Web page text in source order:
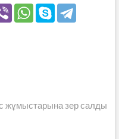
жұмыстарына зер салды